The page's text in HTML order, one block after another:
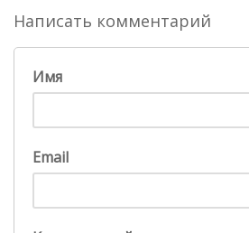
Написать комментарий
Имя
Email